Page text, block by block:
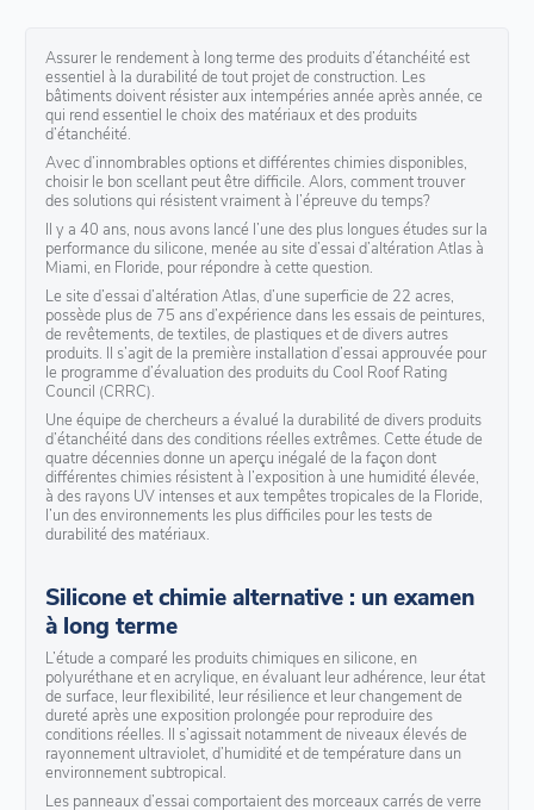
Assurer le rendement à long terme des produits d’étanchéité est
essentiel à la durabilité de tout projet de construction. Les
bâtiments doivent résister aux intempéries année après année, ce
qui rend essentiel le choix des matériaux et des produits
d’étanchéité.
Avec d’innombrables options et différentes chimies disponibles,
choisir le bon scellant peut être difficile. Alors, comment trouver
des solutions qui résistent vraiment à l’épreuve du temps?
Il y a 40 ans, nous avons lancé l’une des plus longues études sur la
performance du silicone, menée au site d’essai d’altération Atlas à
Miami, en Floride, pour répondre à cette question.
Le site d’essai d’altération Atlas, d’une superficie de 22 acres,
possède plus de 75 ans d’expérience dans les essais de peintures,
de revêtements, de textiles, de plastiques et de divers autres
produits. Il s’agit de la première installation d’essai approuvée pour
le programme d’évaluation des produits du Cool Roof Rating
Council (CRRC).
Une équipe de chercheurs a évalué la durabilité de divers produits
d’étanchéité dans des conditions réelles extrêmes. Cette étude de
quatre décennies donne un aperçu inégalé de la façon dont
différentes chimies résistent à l’exposition à une humidité élevée,
à des rayons UV intenses et aux tempêtes tropicales de la Floride,
l’un des environnements les plus difficiles pour les tests de
durabilité des matériaux.
Silicone et chimie alternative : un examen
à long terme
L’étude a comparé les produits chimiques en silicone, en
polyuréthane et en acrylique, en évaluant leur adhérence, leur état
de surface, leur flexibilité, leur résilience et leur changement de
dureté après une exposition prolongée pour reproduire des
conditions réelles. Il s’agissait notamment de niveaux élevés de
rayonnement ultraviolet, d’humidité et de température dans un
environnement subtropical.
Les panneaux d’essai comportaient des morceaux carrés de verre